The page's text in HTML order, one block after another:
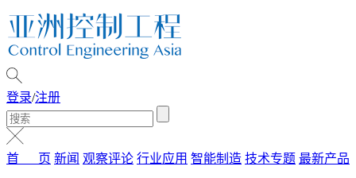
登录/注册
首 页 新闻 观察评论 行业应用 智能制造 技术专题 最新产品